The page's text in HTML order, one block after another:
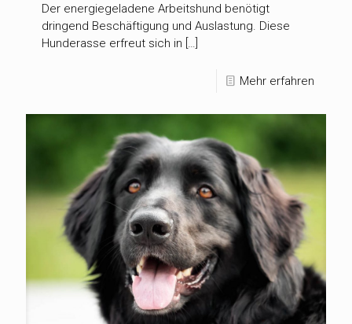
Der energiegeladene Arbeitshund benötigt
dringend Beschäftigung und Auslastung. Diese
Hunderasse erfreut sich in […]
Mehr erfahren